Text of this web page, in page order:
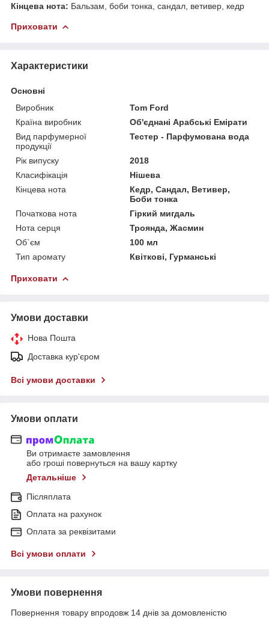
Кінцева нота: Бальзам, боби тонка, сандал, ветивер, кедр
Приховати
Характеристики
Основні
Виробник
Tom Ford
Країна виробник
Об'єднані Арабські Емірати
Вид парфумерної
продукції
Тестер - Парфумована вода
Рік випуску
2018
Класифікація
Нішева
Кінцева нота
Кедр, Сандал, Ветивер,
Боби тонка
Початкова нота
Гіркий мигдаль
Нота серця
Троянда, Жасмин
Об`єм
100 мл
Тип аромату
Квіткові, Гурманські
Приховати
Умови доставки
Нова Пошта
Доставка кур'єром
Всі умови доставки
Умови оплати
Ви отримаєте замовлення
або гроші повернуться на вашу картку
Детальніше
Післяплата
Оплата на рахунок
Оплата за реквізитами
Всі умови оплати
Умови повернення
Повернення товару впродовж 14 днів за домовленістю